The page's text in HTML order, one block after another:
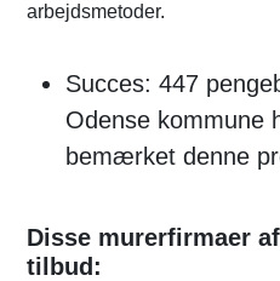
arbejdsmetoder.
Succes: 447
Odense kommune
bemærket denne
Disse murerfirmaer
tilbud: